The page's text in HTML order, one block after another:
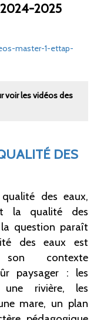
2024-2025
master-1-ettap-
voir les vidéos des
DES
des eaux,
la qualité des
question paraît
des eaux est
contexte
paysager
: les
une rivière, les
mare, un plan